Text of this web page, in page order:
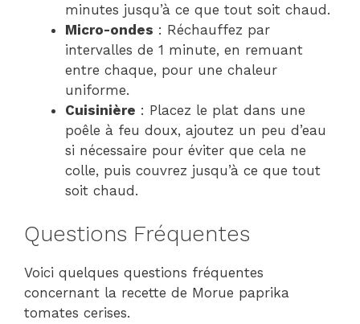
minutes jusqu’à ce que tout soit chaud.
Micro-ondes : Réchauffez par
intervalles de 1 minute, en remuant
entre chaque, pour une chaleur
uniforme.
Cuisinière : Placez le plat dans une
poêle à feu doux, ajoutez un peu d’eau
si nécessaire pour éviter que cela ne
colle, puis couvrez jusqu’à ce que tout
soit chaud.
Questions Fréquentes
Voici quelques questions fréquentes
concernant la recette de Morue paprika
tomates cerises.